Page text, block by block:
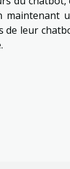
maintenant
de leur